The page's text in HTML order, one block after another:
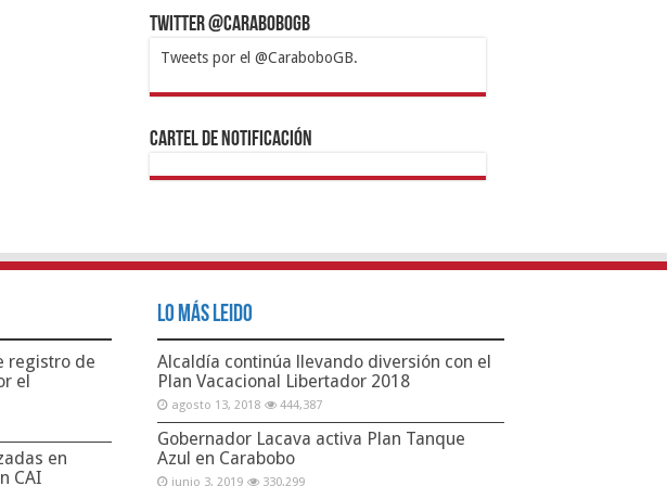
Twitter @CaraboboGB
Tweets por el @CaraboboGB.
1xbetBetturkeyBetistKralbetSupertotobetTipobet
https://mvbcasino.com/
Cartel de Notificación
registro de
el
en
CAI
Lo Más Leido
Alcaldía continúa llevando diversión con el
Plan Vacacional Libertador 2018
agosto 13, 2018 444,387
Gobernador Lacava activa Plan Tanque
Azul en Carabobo
junio 3, 2019 330,299